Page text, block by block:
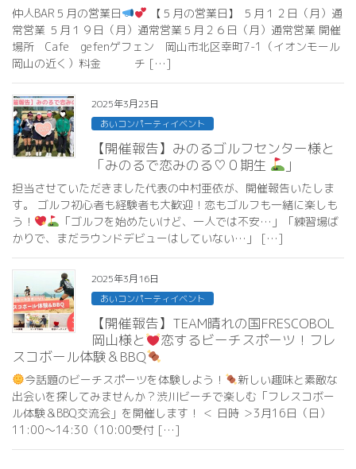
仲人BAR５月の営業日
【５月の営業日】 ５月１２日（月）通
常営業 ５月１９日（月）通常営業５月２６日（月）通常営業 開催
場所 Cafe gefenゲフェン 岡山市北区幸町7-1（イオンモール
岡山の近く）料金 チ […]
2025年3月23日
あいコンパーティイベント
【開催報告】みのるゴルフセンター様と
「みのるで恋みのる♡０期生
」
担当させていただきました代表の中村亜依が、開催報告いたしま
す。 ゴルフ初心者も経験者も大歓迎！恋もゴルフも一緒に楽しも
う！
「ゴルフを始めたいけど、一人では不安…」「練習場ば
かりで、まだラウンドデビューはしていない…」 […]
2025年3月16日
あいコンパーティイベント
【開催報告】TEAM晴れの国FRESCOBOL
岡山様と
恋するビーチスポーツ！フレ
スコボール体験＆BBQ
今話題のビーチスポーツを体験しよう！
新しい趣味と素敵な
出会いを探してみませんか？渋川ビーチで楽しむ「フレスコボー
ル体験＆BBQ交流会」を開催します！ ＜ 日時 ＞3月16日（日）
11:00～14:30（10:00受付 […]